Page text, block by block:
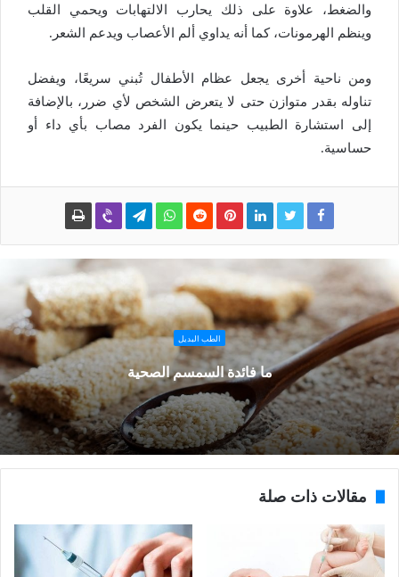
والضغط، علاوة على ذلك يحارب الالتهابات ويحمي القلب
وينظم الهرمونات، كما أنه يداوي ألم الأعصاب ويدعم الشعر.
ومن ناحية أخرى يجعل عظام الأطفال تُبني سريعًا، ويفضل
تناوله بقدر متوازن حتى لا يتعرض الشخص لأي ضرر، بالإضافة
إلى استشارة الطبيب حينما يكون الفرد مصاب بأي داء أو
حساسية.
الطب البديل
ما فائدة السمسم الصحية
مقالات ذات صلة